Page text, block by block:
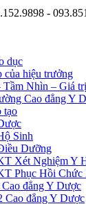
-
dục
của hiệu trưởng
Tầm Nhìn – Giá
Cao đẳng Y
tạo
Sinh
Dưỡng
Xét Nghiệm Y
Phục Hồi Chức
đẳng Y Dược
Cao đẳng Y Dược